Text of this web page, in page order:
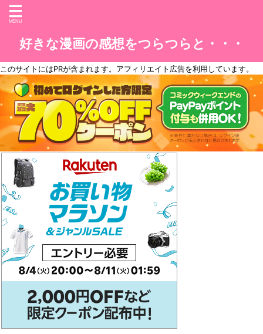
好きな漫画の感想をつらつらと・・・
このサイトにはPRが含まれます。アフィリエイト広告を利用しています。